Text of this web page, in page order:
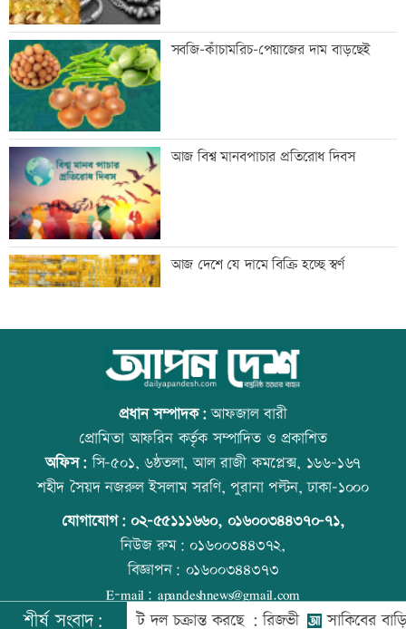
আজ রবীন্দ্রনাথ ঠাকুরের চলে যাওয়ার দিন
‘ময়না ছলাৎ ছলাৎ’ খ্যাত গায়ক স্বাগত দে
আর নেই
শব্দদূষণে সর্বোচ্চ ২ বছরের জেল
মেয়েকে নিয়ে বাবার কবরে শ্রদ্ধা ডা.
জুবাইদার
রাষ্ট্রবিরোধী তৎপরতায় ৪০৪ শিক্ষক, ইবি
জিয়া পরিষদের নিন্দা
২৩তম রাষ্ট্রপতি নির্বাচন ২০ আগস্ট: ইসি
সবজি-কাঁচামরিচ-পেয়াজের দাম বাড়ছেই
আজ বিশ্ব মানবপাচার প্রতিরোধ দিবস
আজ দেশে যে দামে বিক্রি হচ্ছে স্বর্ণ
আজ বিশ্ব বন্ধু দিবস
প্রতিমন্ত্রীকে ঘিরে ভাইরাল ভিডিওতে ছবি
জুড়ে অপপ্রচার: এলিন
বিশ্ব মাতৃদুগ্ধ দিবস আজ
প্রধান সম্পাদক:আফজাল বারী
প্রোমিতা আফরিন কর্তৃক সম্পাদিত ও প্রকাশিত
অফিস:সি-৫০১, ৬ষ্ঠতলা, আল রাজী কমপ্লেক্স, ১৬৬-১৬৭
শহীদ সৈয়দ নজরুল ইসলাম সরণি, পুরানা পল্টন, ঢাকা-১০০০
যোগাযোগ: ০২-৫৫১১১৬৬০, ০১৬০০৩৪৪৩৭০-৭১,
নিউজ রুম:০১৬০০৩৪৪৩৭২,
বিজ্ঞাপন: ০১৬০০৩৪৪৩৭৩
E-mail: apandeshnews@gmail.com
শীর্ষ সংবাদ:
বিরুদ্ধে একটি দল চক্রান্ত করছে : রিজভী সাকিবের বাড়িতে